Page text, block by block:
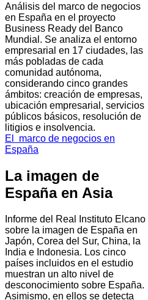
Análisis del marco de negocios
en España en el proyecto
Business Ready del Banco
Mundial. Se analiza el entorno
empresarial en 17 ciudades, las
más pobladas de cada
comunidad autónoma,
considerando cinco grandes
ámbitos: creación de empresas,
ubicación empresarial, servicios
públicos básicos, resolución de
litigios e insolvencia.
El marco de negocios en
España
La imagen de
España en Asia
Informe del Real Instituto Elcano
sobre la imagen de España en
Japón, Corea del Sur, China, la
India e Indonesia. Los cinco
países incluidos en el estudio
muestran un alto nivel de
desconocimiento sobre España.
Asimismo, en ellos se detecta